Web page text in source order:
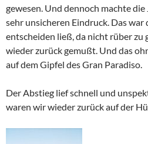
gewesen. Und dennoch machte
sehr unsicheren Eindruck. Das war
entscheiden ließ, da nicht rüber zu
wieder zurück gemußt. Und das
auf dem Gipfel des Gran Paradiso.
Der Abstieg lief schnell und
waren wir wieder zurück auf der